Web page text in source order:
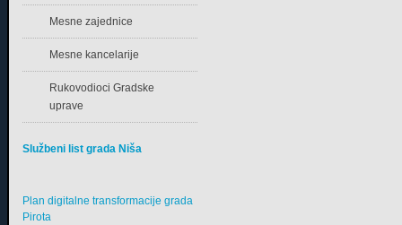
Mesne zajednice
Mesne kancelarije
Rukovodioci Gradske
uprave
Službeni list grada Niša
Plan digitalne transformacije grada
Pirota